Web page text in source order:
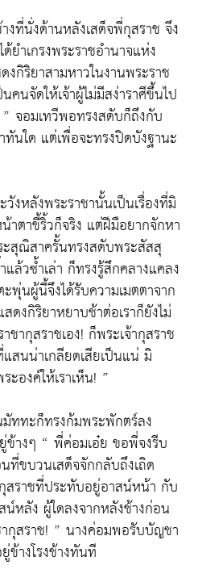
งที่นั่งด้านหลังเสด็จพี่กุสราช จึง
ยำเกรงพระราชอำนาจแห่ง
กิริยาสามหาวในงานพระราช
คนจัดให้เจ้าผู้ไม่มีสง่าราศีขึ้นไป
จอมเทวีพอทรงสดับก็ถึงกับ
ทันใด แต่เพื่อจะทรงปิดบังฐานะ
งหลังพระราชานั้นเป็นเรื่องที่มิ
าตาขี้ริ้วก็จริง แต่ฝีมือยากจักหา
สุณิสาครั้นทรงสดับพระสัสสุ
ล้วซ้ำเล่า ก็ทรงรู้สึกคลางแคลง
พุ่นผู้นี้จึงได้รับความเมตตาจาก
ดงกิริยาหยาบช้าต่อเราก็ยังไม่
ชากุสราชเอง! ก็พระเจ้ากุสราช
สนน่าเกลียดเสียเป็นแน่ มิ
องค์ให้เราเห็น! ”
ททะก็ทรงก้มพระพักตร์ลง
างๆ “ พี่ค่อมเอ๋ย ขอพี่จงรีบ
ที่ขบวนเสด็จจักกลับถึงเถิด
สราชที่ประทับอยู่อาสน์หน้า กับ
หลัง ผู้ใดลงจากหลังช้างก่อน
กุสราช! ” นางค่อมพอรับบัญชา
ข้างโรงช้างทันที